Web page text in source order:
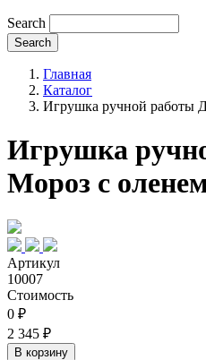
Search
Главная
Каталог
Игрушка ручной работы
Игрушка
Мороз с
Артикул
10007
Стоимость
0 ₽
2 345 ₽